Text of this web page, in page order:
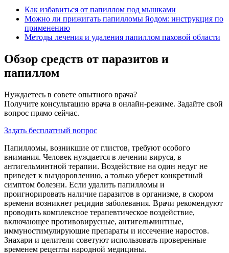
Как избавиться от папиллом под мышками
Можно ли прижигать папилломы йодом: инструкция по
применению
Методы лечения и удаления папиллом паховой области
Обзор средств от паразитов и
папиллом
Нуждаетесь в совете опытного врача?
Получите консультацию врача в онлайн-режиме. Задайте свой
вопрос прямо сейчас.
Задать бесплатный вопрос
Папилломы, возникшие от глистов, требуют особого
внимания. Человек нуждается в лечении вируса, в
антигельминтной терапии. Воздействие на один недуг не
приведет к выздоровлению, а только уберет конкретный
симптом болезни. Если удалить папилломы и
проигнорировать наличие паразитов в организме, в скором
времени возникнет рецидив заболевания. Врачи рекомендуют
проводить комплексное терапевтическое воздействие,
включающее противовирусные, антигельминтные,
иммуностимулирующие препараты и иссечение наростов.
Знахари и целители советуют использовать проверенные
временем рецепты народной медицины.